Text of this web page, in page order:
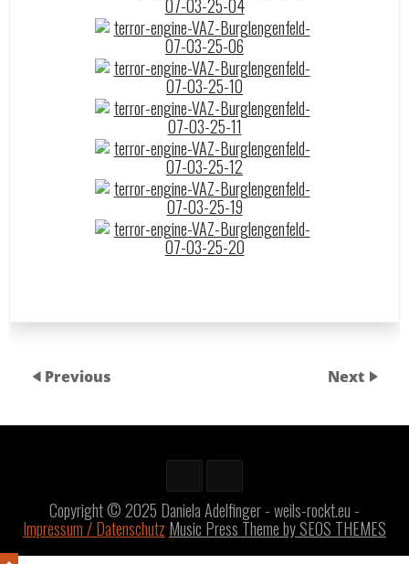
Previous Next
Copyright © 2025 Daniela Adelfinger - weils-rockt.eu -
Impressum / Datenschutz Music Press Theme by SEOS THEMES